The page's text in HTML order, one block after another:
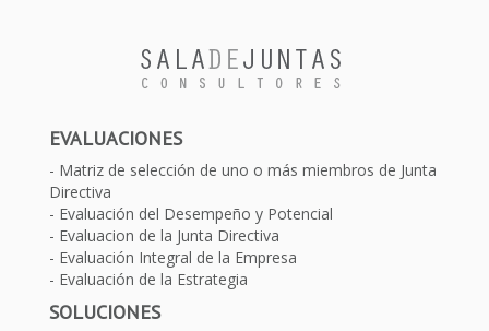
EVALUACIONES
Matriz de selección de uno o más miembros de Junta
Directiva
Evaluación del Desempeño y Potencial
Evaluacion de la Junta Directiva
Evaluación Integral de la Empresa
Evaluación de la Estrategia
SOLUCIONES